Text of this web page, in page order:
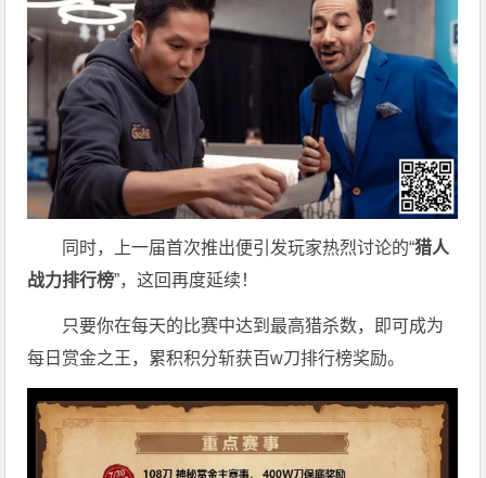
同时，上一届首次推出便引发玩家热烈讨论的“猎人
战力排行榜”，这回再度延续！
只要你在每天的比赛中达到最高猎杀数，即可成为
每日赏金之王，累积积分斩获百w刀排行榜奖励。